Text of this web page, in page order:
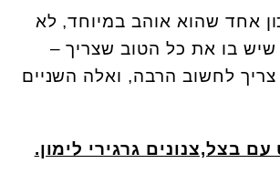
אחד שהוא אוהב במיוחד, לא
שיש בו את כל הטוב שצריך –
לחשוב הרבה, ואלה השניים
בצל,צנונים גרגירי לימון.